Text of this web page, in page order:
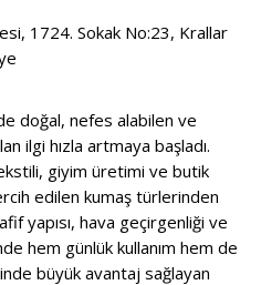
1724. Sokak No:23, Krallar
doğal, nefes alabilen ve
ilgi hızla artmaya başladı.
giyim üretimi ve butik
edilen kumaş türlerinden
yapısı, hava geçirgenliği ve
hem günlük kullanım hem de
büyük avantaj sağlayan